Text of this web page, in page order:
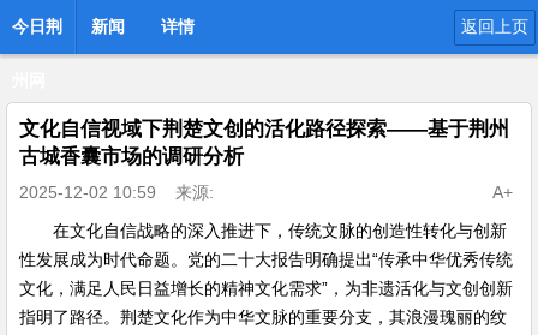
今日荆 新闻 详情 返回上页
文化自信视域下荆楚文创的活化路径探索——基于荆州
古城香囊市场的调研分析
2025-12-02 10:59 来源:
A+
在文化自信战略的深入推进下，传统文脉的创造性转化与创新
性发展成为时代命题。党的二十大报告明确提出“传承中华优秀传统
文化，满足人民日益增长的精神文化需求”，为非遗活化与文创创新
指明了路径。荆楚文化作为中华文脉的重要分支，其浪漫瑰丽的纹